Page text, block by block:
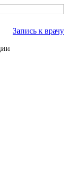
Запись к врачу